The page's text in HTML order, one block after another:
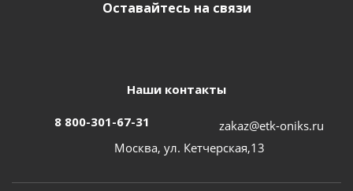
Оставайтесь на связи
Наши контакты
8 800-301-67-31
zakaz@etk-oniks.ru
Москва, ул. Кетчерская,13